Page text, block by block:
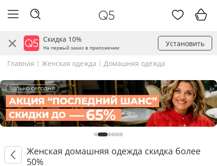
Скидка 10%
На первый заказ в приложении Установить
Главная Женская одежда Домашняя одежда
Женская домашняя одежда скидка более
50%